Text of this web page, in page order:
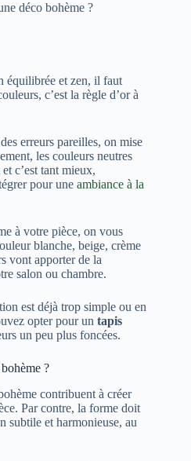
déco bohème ?
équilibrée et zen, il faut
c’est la règle d’or à
erreurs pareilles, on mise
les couleurs neutres
c’est tant mieux,
pour une ambiance à la
à votre pièce, on vous
blanche, beige, crème
vont apporter de la
salon ou chambre.
est déjà trop simple ou en
opter pour un tapis
un peu plus foncées.
?
contribuent à créer
Par contre, la forme doit
subtile et harmonieuse, au